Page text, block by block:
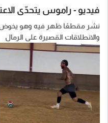
فيديو - راموس يتحدّى
نشر مقطعًا ظهر فيه وهو
والانطلاقات القصيرة على الرمال